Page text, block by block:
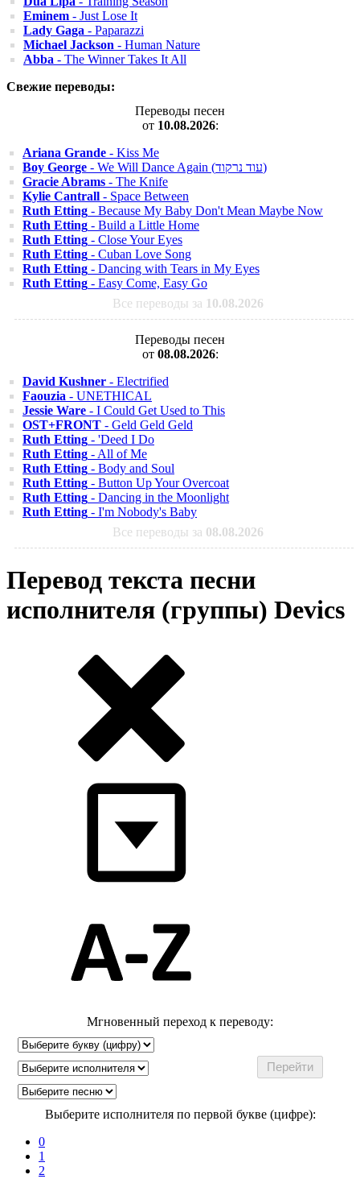
Eminem - Just Lose It
Lady Gaga - Paparazzi
Michael Jackson - Human Nature
Abba - The Winner Takes It All
Свежие переводы:
Переводы песен
от 10.08.2026:
Ariana Grande - Kiss Me
Boy George
- We Will Dance Again (עוד נרקוד)
Gracie Abrams - The Knife
Kylie Cantrall - Space Between
Ruth Etting - Because My Baby Don't Mean Maybe Now
Ruth Etting - Build a Little Home
Ruth Etting - Close Your Eyes
Ruth Etting - Cuban Love Song
Ruth Etting - Dancing with Tears in My Eyes
Ruth Etting - Easy Come, Easy Go
Все переводы за 10.08.2026
Переводы песен
от 08.08.2026:
David Kushner - Electrified
Faouzia - UNETHICAL
Jessie Ware - I Could Get Used to This
OST+FRONT - Geld Geld Geld
Ruth Etting - 'Deed I Do
Ruth Etting - All of Me
Ruth Etting - Body and Soul
Ruth Etting - Button Up Your Overcoat
Ruth Etting - Dancing in the Moonlight
Ruth Etting - I'm Nobody's Baby
Все переводы за 08.08.2026
Перевод текста песни
исполнителя (группы) Devics
Мгновенный переход к переводу:
Выберите исполнителя по первой букве (цифре):
0
1
2